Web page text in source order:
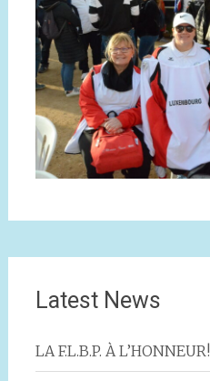
Latest News
LA F.L.B.P. À L’HONNEUR!